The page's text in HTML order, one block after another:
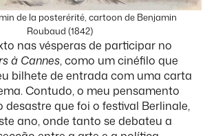
de la posterérité, cartoon de Benjamin
Roubaud (1842)
nas vésperas de participar no
à Cannes, como um cinéfilo que
bilhete de entrada com uma carta
Contudo, o meu pensamento
que foi o festival Berlinale,
ano, onde tanto se debateu a